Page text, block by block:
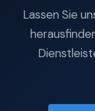
Lassen Sie